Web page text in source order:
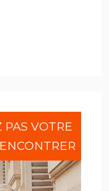
VOTRE